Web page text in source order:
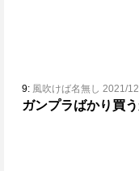
9: 風吹けば名無し 2021/
ガンプラばかり買